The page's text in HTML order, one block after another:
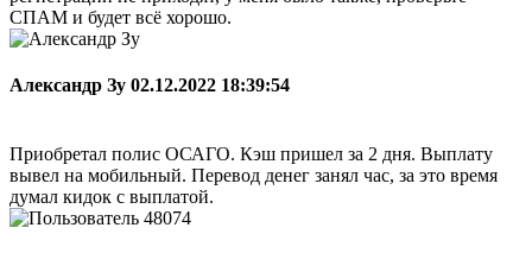
СПАМ и будет всё хорошо.
Александр Зу 02.12.2022 18:39:54
Приобретал полис ОСАГО. Кэш пришел за 2 дня. Выплату
вывел на мобильный. Перевод денег занял час, за это время
думал кидок с выплатой.